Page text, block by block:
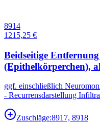
8914
1215,25 €
Beidseitige
(Epithelkörperchen),
ggf. einschließlich
- Recurrensdarstellung
Zuschläge:8917, 8918